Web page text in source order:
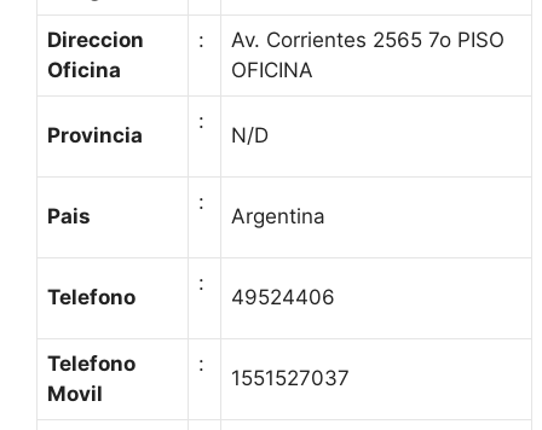
Direccion
Oficina
:
Av. Corrientes 2565 7o PISO
OFICINA
Provincia
:
N/D
Pais
:
Argentina
Telefono
:
49524406
Telefono
Movil
:
1551527037